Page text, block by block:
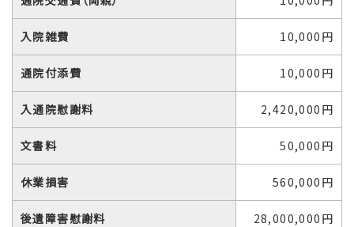
入院雑費 10,000円
通院付添費 10,000円
入通院慰謝料 2,420,000円
文書料 50,000円
休業損害 560,000円
後遺障害慰謝料 28,000,000円